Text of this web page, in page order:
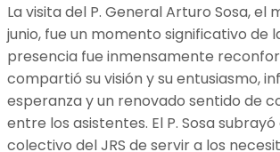
La visita del P. General Arturo Sosa, el
junio, fue un momento significativo de
presencia fue inmensamente
compartió su visión y su entusiasmo,
esperanza y un renovado sentido de
entre los asistentes. El P. Sosa
colectivo del JRS de servir a los